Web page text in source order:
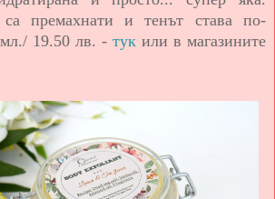
премахнати и тенът става по-
19.50 лв. - тук или в магазините